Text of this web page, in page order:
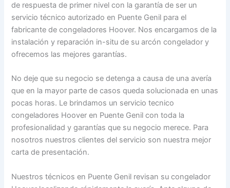
de respuesta de primer nivel con la garantía de ser un
servicio técnico autorizado en Puente Genil para el
fabricante de congeladores Hoover. Nos encargamos de la
instalación y reparación in-situ de su arcón congelador y
ofrecemos las mejores garantías.
No deje que su negocio se detenga a causa de una avería
que en la mayor parte de casos queda solucionada en unas
pocas horas. Le brindamos un servicio tecnico
congeladores Hoover en Puente Genil con toda la
profesionalidad y garantías que su negocio merece. Para
nosotros nuestros clientes del servicio son nuestra mejor
carta de presentación.
Nuestros técnicos en Puente Genil revisan su congelador